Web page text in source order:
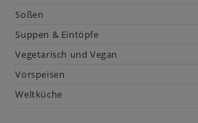
Soßen
Suppen & Eintöpfe
Vegetarisch und Vegan
Vorspeisen
Weltküche